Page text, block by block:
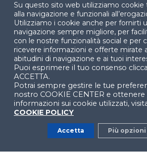
Facebook LinkedIn
YouTube X
© 2024 Copyright © Politecnico di
Su questo sito web utilizziamo cookie
alla navigazione e funzionali
Utilizziamo i cookie anche per fornirti
navigazione sempre migliore, per
con le nostre funzionalità social e per
ricevere informazioni e offerte mirate
abitudini di navigazione e ai tuoi
Puoi esprimere il tuo consenso
ACCETTA.
Potrai sempre gestire le tue
nostro COOKIE CENTER e
informazioni sui cookie utilizzati,
COOKIE POLICY
Accetta Più opzioni